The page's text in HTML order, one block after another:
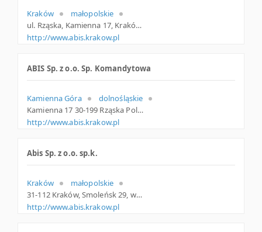
Kraków
małopolskie
ul. Rząska, Kamienna 17, Kraków
http://www.abis.krakow.pl
ABIS Sp. z o.o. Sp. Komandytowa
Kamienna Góra
dolnośląskie
Kamienna 17 30-199 Rząska Polska
http://www.abis.krakow.pl
Abis Sp. z o.o. sp.k.
Kraków
małopolskie
31-112 Kraków, Smoleńsk 29, woj. Małopolskie, pow. Kraków, gm. Kraków
http://www.abis.krakow.pl